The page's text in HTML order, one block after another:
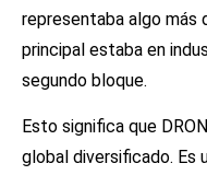
representaba algo más
principal estaba en
segundo bloque.
Esto significa que
global diversificado. Es